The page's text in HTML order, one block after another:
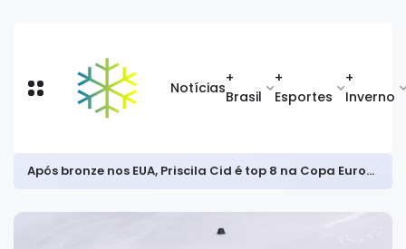
Notícias
+
Brasil
+
Esportes
+
Inverno
Após bronze nos EUA, Priscila Cid é top 8 na Copa Europeia de snowboard halfpipe